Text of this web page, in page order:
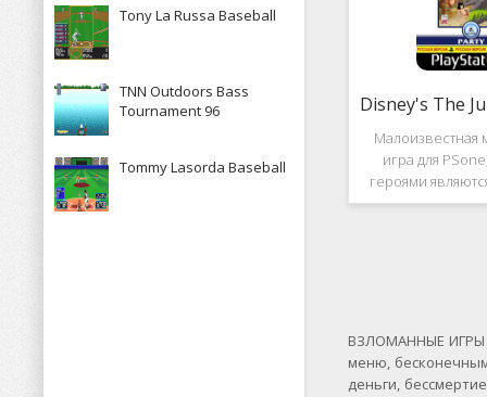
Tony La Russa Baseball
TNN Outdoors Bass
Tournament 96
Tommy Lasorda Baseball
Малоизвестная
игра для
героями
"Книги
ВЗЛОМАННЫЕ ИГРЫ
меню,
деньги,